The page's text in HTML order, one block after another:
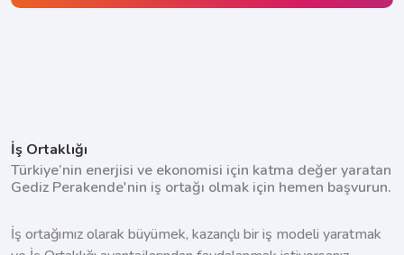
İş Ortaklığı
Türkiye’nin enerjisi ve ekonomisi için katma değer yaratan
Gediz Perakende'nin iş ortağı olmak için hemen başvurun.
İş ortağımız olarak büyümek, kazançlı bir iş modeli yaratmak